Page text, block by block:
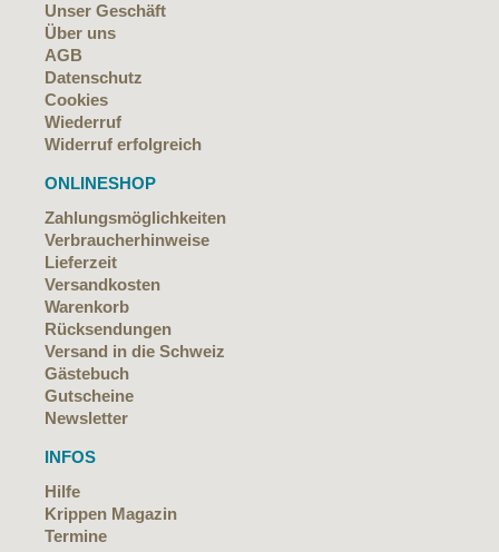
Unser Geschäft
Über uns
AGB
Datenschutz
Cookies
Wiederruf
Widerruf erfolgreich
ONLINESHOP
Zahlungsmöglichkeiten
Verbraucherhinweise
Lieferzeit
Versandkosten
Warenkorb
Rücksendungen
Versand in die Schweiz
Gästebuch
Gutscheine
Newsletter
INFOS
Hilfe
Krippen Magazin
Termine